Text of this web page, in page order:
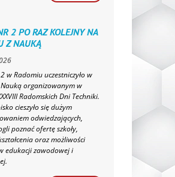
2 PO RAZ KOLEJNY NA
Z NAUKĄ
w Radomiu uczestniczyło w
organizowanym w
Radomskich Dni Techniki.
cieszyło się dużym
odwiedzających,
poznać ofertę szkoły,
oraz możliwości
edukacji zawodowej i